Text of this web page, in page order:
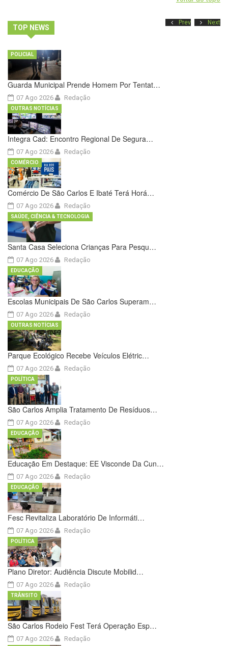
TOP NEWS
Prev Next
Guarda Municipal Prende Homem Por Tentat…
07 Ago 2026
POLICIAL
Redação
Integra Cad: Encontro Regional De Segura…
07 Ago 2026
OUTRAS NOTÍCIAS
Redação
Comércio De São Carlos E Ibaté Terá Horá…
07 Ago 2026
COMÉRCIO
Redação
Santa Casa Seleciona Crianças Para Pesqu…
07 Ago 2026
SAÚDE, CIÊNCIA & TECNOLOGIA
Redação
Escolas Municipais De São Carlos Superam…
07 Ago 2026
EDUCAÇÃO
Redação
Parque Ecológico Recebe Veículos Elétric…
07 Ago 2026
OUTRAS NOTÍCIAS
Redação
São Carlos Amplia Tratamento De Resíduos…
07 Ago 2026
POLÍTICA
Redação
Educação Em Destaque: EE Visconde Da Cun…
07 Ago 2026
EDUCAÇÃO
Redação
Fesc Revitaliza Laboratório De Informáti…
07 Ago 2026
EDUCAÇÃO
Redação
Plano Diretor: Audiência Discute Mobilid…
07 Ago 2026
POLÍTICA
Redação
São Carlos Rodeio Fest Terá Operação Esp…
07 Ago 2026
TRÂNSITO
Redação